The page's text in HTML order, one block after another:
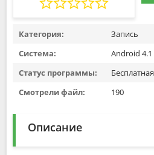
Категория:
Запись
Система:
Android 4.1
Статус программы:
Бесплатная
Смотрели файл:
190
Описание